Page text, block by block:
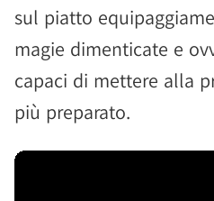
sul piatto
magie dimenticate e
capaci di mettere alla
più preparato.